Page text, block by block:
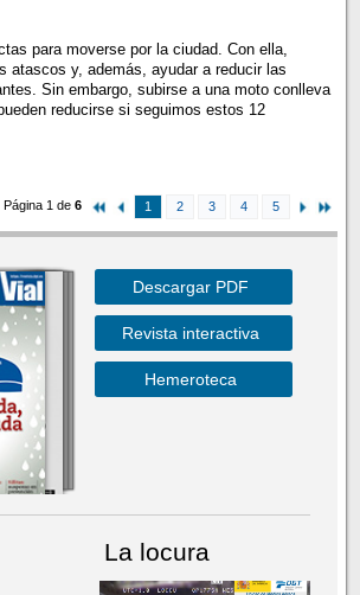
para moverse por la ciudad. Con ella,
atascos y, además, ayudar a reducir las
Sin embargo, subirse a una moto conlleva
reducirse si seguimos estos 12
Página 1 de6 1 2 3 4 5
Descargar PDF
Revista interactiva
Hemeroteca
La locura